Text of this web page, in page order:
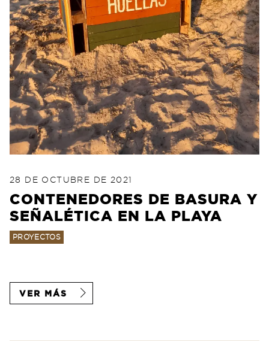
POSTED ON
28 DE OCTUBRE DE 2021
CONTENEDORES DE BASURA Y
SEÑALÉTICA EN LA PLAYA
PROYECTOS
VER MÁS